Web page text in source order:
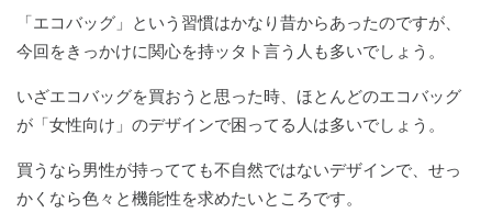
「エコバッグ」という習慣はかなり昔からあったのですが、
今回をきっかけに関心を持ッタト言う人も多いでしょう。
いざエコバッグを買おうと思った時、ほとんどのエコバッグ
が「女性向け」のデザインで困ってる人は多いでしょう。
買うなら男性が持ってても不自然ではないデザインで、せっ
かくなら色々と機能性を求めたいところです。